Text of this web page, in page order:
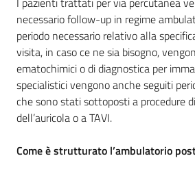
percorsi
di
cura
Come
fare
per...
necessario follow-up in regime
periodo necessario relativo alla
visita, in caso ce ne sia bisogno,
ematochimici o di diagnostica per
specialistici vengono anche seguiti
che sono stati sottoposti a procedure
dell’auricola o a TAVI.
Come è strutturato l’ambulatorio